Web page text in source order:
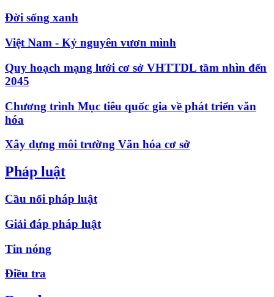
Đời sống xanh
Việt Nam - Kỷ nguyên vươn mình
Quy hoạch mạng lưới cơ sở VHTTDL tầm nhìn đến
2045
Chương trình Mục tiêu quốc gia về phát triển văn
hóa
Xây dựng môi trường Văn hóa cơ sở
Pháp luật
Cầu nối pháp luật
Giải đáp pháp luật
Tin nóng
Điều tra